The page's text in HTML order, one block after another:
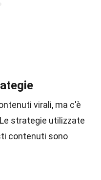
virali, ma c'è
strategie utilizzate
contenuti sono